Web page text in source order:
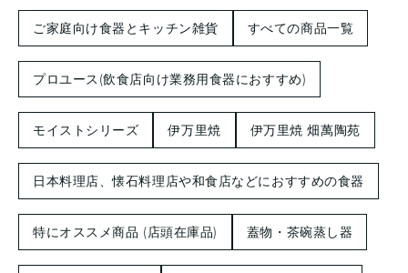
ご家庭向け食器とキッチン雑貨 すべての商品一覧
プロユース(飲食店向け業務用食器におすすめ)
モイストシリーズ 伊万里焼 伊万里焼 畑萬陶苑
日本料理店、懐石料理店や和食店などにおすすめの食器
特にオススメ商品 (店頭在庫品) 蓋物・茶碗蒸し器